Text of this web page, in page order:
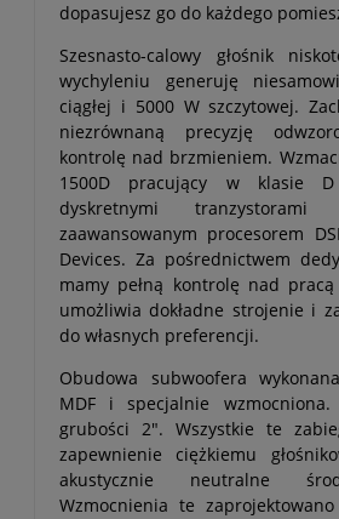
dopasujesz go do każdego
Szesnasto-calowy głośnik
wychyleniu generuję
ciągłej i 5000 W szczytowej.
niezrównaną precyzję
kontrolę nad brzmieniem.
1500D pracujący w klasie D
dyskretnymi tranzystorami
zaawansowanym procesorem
Devices. Za pośrednictwem
mamy pełną kontrolę nad
umożliwia dokładne strojenie i
do własnych preferencji.
Obudowa subwoofera
MDF i specjalnie wzmocniona.
grubości 2". Wszystkie te
zapewnienie ciężkiemu
akustycznie neutralne
Wzmocnienia te